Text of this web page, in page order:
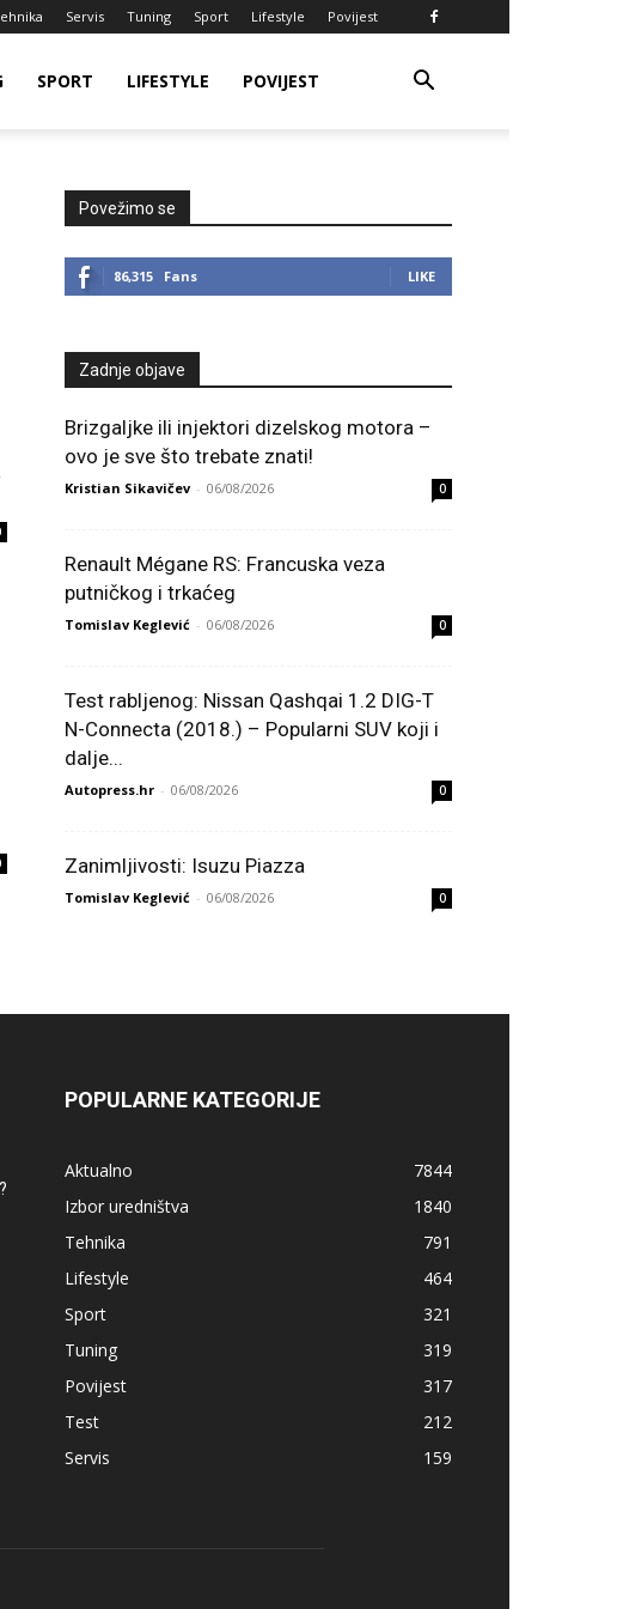
Servis Tuning Sport Lifestyle Povijest
SPORT LIFESTYLE POVIJEST
Povežimo se
86,315 Fans LIKE
Zadnje objave
Brizgaljke ili injektori dizelskog motora –
ovo je sve što trebate znati!
Kristian Sikavičev - 06/08/2026 0
Renault Mégane RS: Francuska veza
putničkog i trkaćeg
Tomislav Keglević - 06/08/2026 0
Test rabljenog: Nissan Qashqai 1.2 DIG-T
N-Connecta (2018.) – Popularni SUV koji i
dalje...
Autopress.hr - 06/08/2026 0
Zanimljivosti: Isuzu Piazza
Tomislav Keglević - 06/08/2026 0
POPULARNE KATEGORIJE
Aktualno
7844
Izbor uredništva
1840
Tehnika
791
Lifestyle
464
Sport
321
Tuning
319
Povijest
317
Test
212
Servis
159